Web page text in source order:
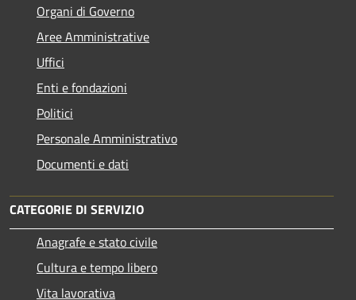
Organi di Governo
Aree Amministrative
Uffici
Enti e fondazioni
Politici
Personale Amministrativo
Documenti e dati
CATEGORIE DI SERVIZIO
Anagrafe e stato civile
Cultura e tempo libero
Vita lavorativa